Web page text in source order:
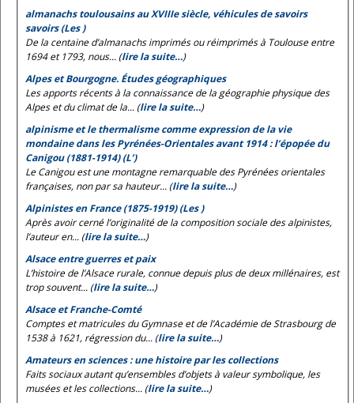
almanachs toulousains au XVIIIe siècle, véhicules de savoirs
savoirs (Les )
De la centaine d’almanachs imprimés ou réimprimés à Toulouse entre
1694 et 1793, nous... (lire la suite…)
Alpes et Bourgogne. Études géographiques
Les apports récents à la connaissance de la géographie physique des
Alpes et du climat de la... (lire la suite…)
alpinisme et le thermalisme comme expression de la vie
mondaine dans les Pyrénées-Orientales avant 1914 : l’épopée du
Canigou (1881-1914) (L’)
Le Canigou est une montagne remarquable des Pyrénées orientales
françaises, non par sa hauteur... (lire la suite…)
Alpinistes en France (1875-1919) (Les )
Après avoir cerné l’originalité de la composition sociale des alpinistes,
l’auteur en... (lire la suite…)
Alsace entre guerres et paix
L’histoire de l’Alsace rurale, connue depuis plus de deux millénaires, est
trop souvent... (lire la suite…)
Alsace et Franche-Comté
Comptes et matricules du Gymnase et de l’Académie de Strasbourg de
1538 à 1621, régression du... (lire la suite…)
Amateurs en sciences : une histoire par les collections
Faits sociaux autant qu’ensembles d’objets à valeur symbolique, les
musées et les collections... (lire la suite…)